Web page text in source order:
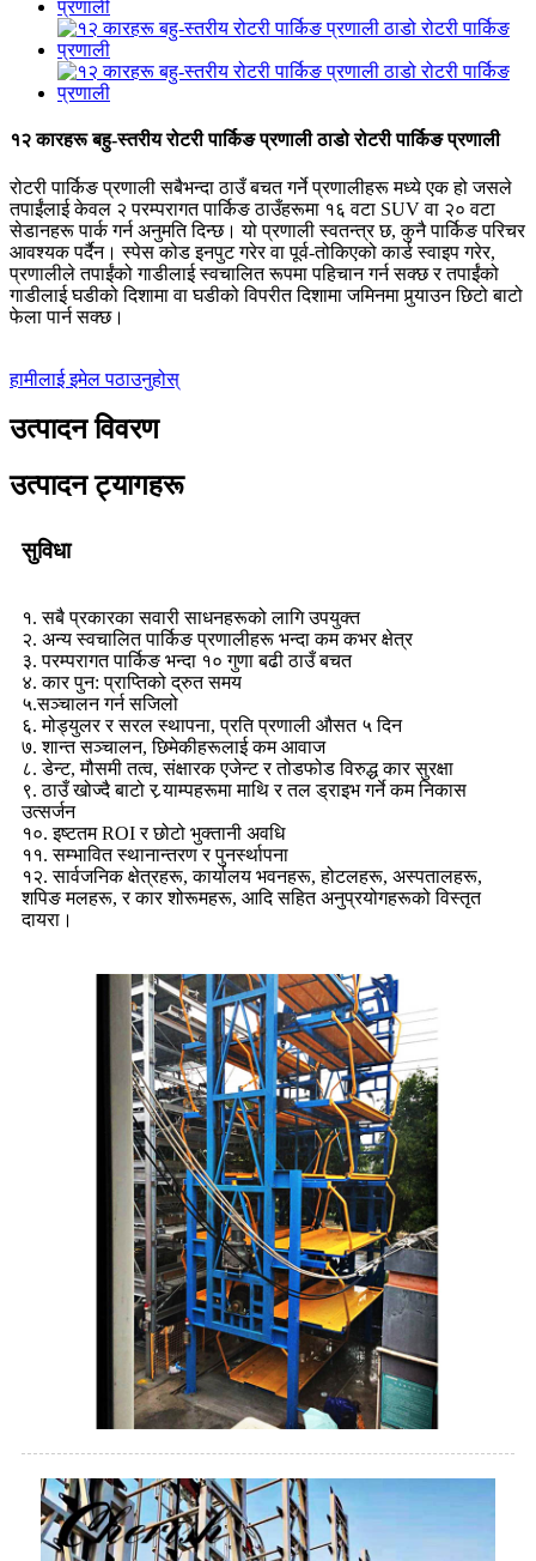
१२ कारहरू बहु-स्तरीय रोटरी पार्किङ प्रणाली ठाडो रोटरी पार्किङ प्रणाली
रोटरी पार्किङ प्रणाली सबैभन्दा ठाउँ बचत गर्ने प्रणालीहरू मध्ये एक हो जसले
तपाईंलाई केवल २ परम्परागत पार्किङ ठाउँहरूमा १६ वटा SUV वा २० वटा
सेडानहरू पार्क गर्न अनुमति दिन्छ। यो प्रणाली स्वतन्त्र छ, कुनै पार्किङ परिचर
आवश्यक पर्दैन। स्पेस कोड इनपुट गरेर वा पूर्व-तोकिएको कार्ड स्वाइप गरेर,
प्रणालीले तपाईंको गाडीलाई स्वचालित रूपमा पहिचान गर्न सक्छ र तपाईंको
गाडीलाई घडीको दिशामा वा घडीको विपरीत दिशामा जमिनमा पुर्‍याउन छिटो बाटो
फेला पार्न सक्छ।
हामीलाई इमेल पठाउनुहोस्
उत्पादन विवरण
उत्पादन ट्यागहरू
सुविधा
१. सबै प्रकारका सवारी साधनहरूको लागि उपयुक्त
२. अन्य स्वचालित पार्किङ प्रणालीहरू भन्दा कम कभर क्षेत्र
३. परम्परागत पार्किङ भन्दा १० गुणा बढी ठाउँ बचत
४. कार पुन: प्राप्तिको द्रुत समय
५.सञ्चालन गर्न सजिलो
६. मोड्युलर र सरल स्थापना, प्रति प्रणाली औसत ५ दिन
७. शान्त सञ्चालन, छिमेकीहरूलाई कम आवाज
८. डेन्ट, मौसमी तत्व, संक्षारक एजेन्ट र तोडफोड विरुद्ध कार सुरक्षा
९. ठाउँ खोज्दै बाटो र र्‍याम्पहरूमा माथि र तल ड्राइभ गर्ने कम निकास
उत्सर्जन
१०. इष्टतम ROI र छोटो भुक्तानी अवधि
११. सम्भावित स्थानान्तरण र पुनर्स्थापना
१२. सार्वजनिक क्षेत्रहरू, कार्यालय भवनहरू, होटलहरू, अस्पतालहरू,
शपिङ मलहरू, र कार शोरूमहरू, आदि सहित अनुप्रयोगहरूको विस्तृत
दायरा।